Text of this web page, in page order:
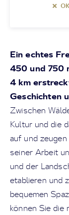
Ein echtes
450 und 750
4 km
Geschichten
Zwischen
Kultur und die
auf und
seiner Arbeit
und der
etablieren und
bequemen
können Sie die